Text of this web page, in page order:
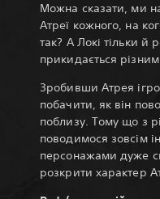
Можна сказати, ми
Атреї кожного, на
так? А Локі тільки й
прикидається
Зробивши Атрея
побачити, як він
поблизу. Тому що з
поводимося зовсім
персонажами дуже
розкрити характер